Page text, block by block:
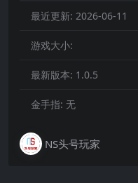
最近更新: 2026-06-11
游戏大小:
最新版本: 1.0.5
金手指: 无
NS头号玩家